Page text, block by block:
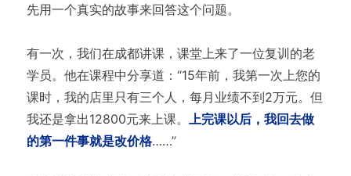
先用一个真实的故事来回答这个问题。
有一次，我们在成都讲课，课堂上来了一位复训的老
学员。他在课程中分享道：“15年前，我第一次上您的
课时，我的店里只有三个人，每月业绩不到2万元。但
我还是拿出12800元来上课。 上完课以后，我回去做
的第一件事就是改价格……”